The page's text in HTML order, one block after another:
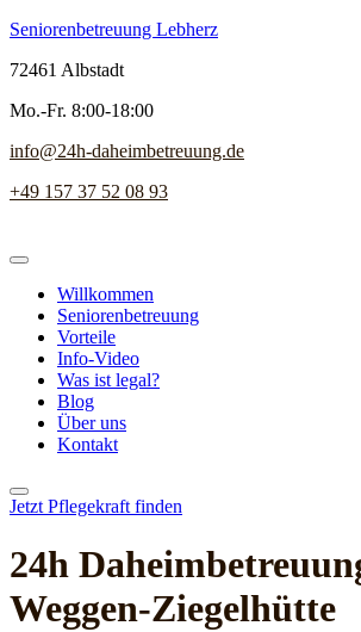
Seniorenbetreuung Lebherz
72461 Albstadt
Mo.-Fr. 8:00-18:00
info@24h-daheimbetreuung.de
+49 157 37 52 08 93
Willkommen
Seniorenbetreuung
Vorteile
Info-Video
Was ist legal?
Blog
Über uns
Kontakt
Jetzt Pflegekraft finden
24h
Weggen-Ziegelhütte